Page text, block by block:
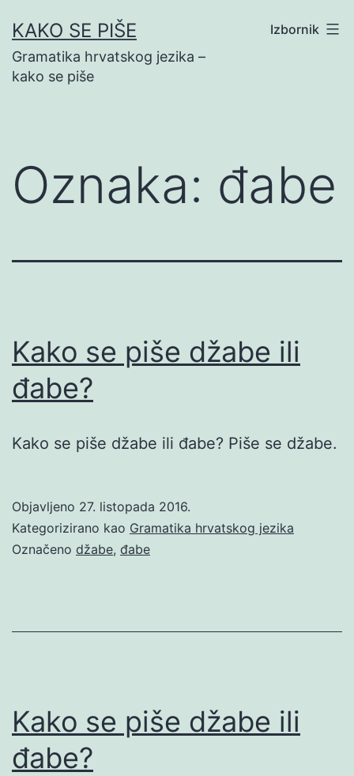
na
sadržaj
KAKO SE PIŠE
Gramatika hrvatskog jezika –
kako se piše
Izbornik
Oznaka: đabe
Kako se piše džabe ili
đabe?
Kako se piše džabe ili đabe? Piše se džabe.
Objavljeno 27. listopada 2016.
Kategorizirano kao Gramatika hrvatskog jezika
Označeno džabe, đabe
Kako se piše džabe ili
đabe?